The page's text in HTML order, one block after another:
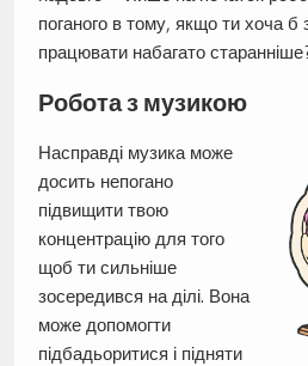
поганого в тому, якщо ти хоча
працювати набагато
Робота з музикою
Насправді музика може
досить непогано
підвищити твою
концентрацію для того
щоб ти сильніше
зосередився на ділі. Вона
може допомогти
підбадьоритися і підняти